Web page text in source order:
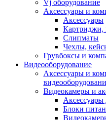
Vj оборудование
Аксессуары и
Аксессуары
Картриджи,
Слипматы
Чехлы,
Грувбоксы и
Видеооборудование
Аксессуары и
Видеокамеры и
Аксессуары
Блоки